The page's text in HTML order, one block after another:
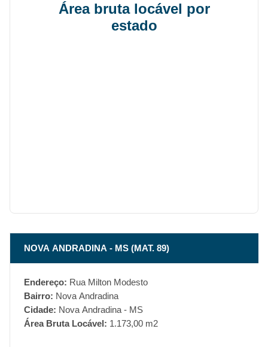
Área bruta locável por
estado
NOVA ANDRADINA - MS (MAT. 89)
Endereço: Rua Milton Modesto
Bairro: Nova Andradina
Cidade: Nova Andradina - MS
Área Bruta Locável: 1.173,00 m2